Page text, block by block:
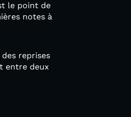
le point de
notes à
reprises
entre deux